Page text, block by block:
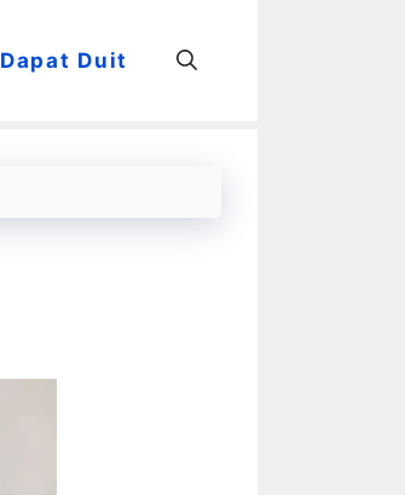
Dapat Duit